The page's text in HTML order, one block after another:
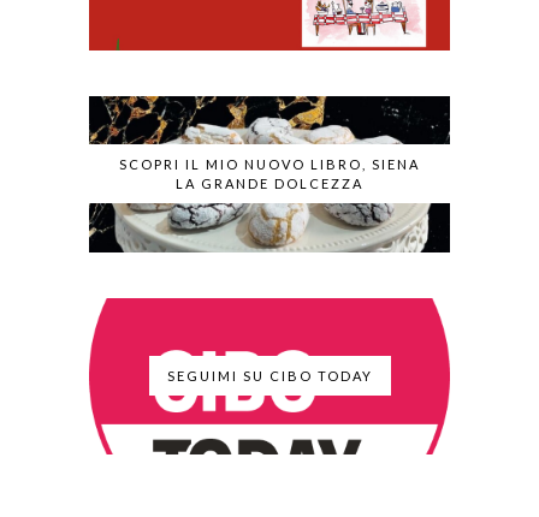
SCOPRI IL MIO NUOVO LIBRO, SIENA
LA GRANDE DOLCEZZA
SEGUIMI SU CIBO TODAY